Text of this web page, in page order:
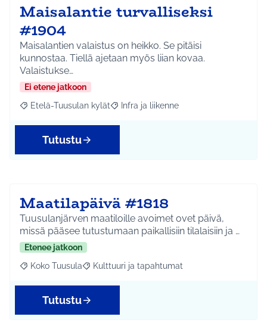
Maisalantie turvalliseksi
#1904
Maisalantien valaistus on heikko. Se pitäisi
kunnostaa. Tiellä ajetaan myös liian kovaa.
Valaistukse…
Ei etene jatkoon
Rajaa tulokset aihepiirin mukaan: Etelä-Tuusulan kylät
Etelä-Tuusulan kylät Rajaa tulokset teeman mukaan: Infra ja
Infra ja liikenne
Tutustu
Maatilapäivä #1818
Tuusulanjärven maatiloille avoimet ovet päivä,
missä pääsee tutustumaan paikallisiin tilalaisiin ja …
Etenee jatkoon
Rajaa tulokset aihepiirin mukaan: Koko Tuusula
Koko Tuusula Rajaa tulokset teeman mukaan: Kulttuuri ja
Kulttuuri ja tapahtumat
Tutustu